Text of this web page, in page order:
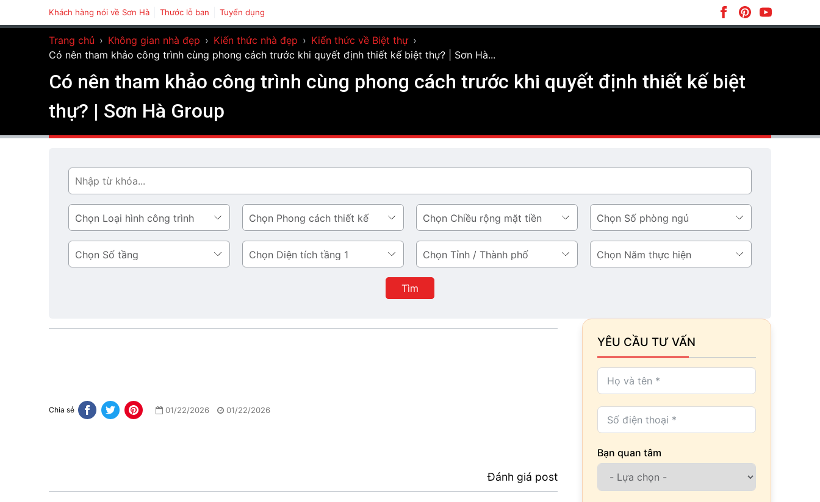
Khách hàng nói về Sơn Hà Thước lỗ ban Tuyển dụng
Trang chủ › Không gian nhà đẹp › Kiến thức nhà đẹp › Kiến thức về Biệt thự ›
Có nên tham khảo công trình cùng phong cách trước khi quyết định thiết kế biệt thự? | Sơn Hà...
Có nên tham khảo công trình cùng phong cách trước khi quyết định thiết kế biệt
thự? | Sơn Hà Group
Tìm
Loại
hình
công
trình
Phong
cách
thiết
kế
Chiều
rộng
mặt
tiền
Số
phòng
ngủ
Số
tầng
Diện
tích
Tỉnh
/
Thành
phố
Năm
thực
Tìm
Chia sẻ 01/22/2026 01/22/2026
Đánh giá post
YÊU CẦU TƯ VẤN
Bạn quan tâm